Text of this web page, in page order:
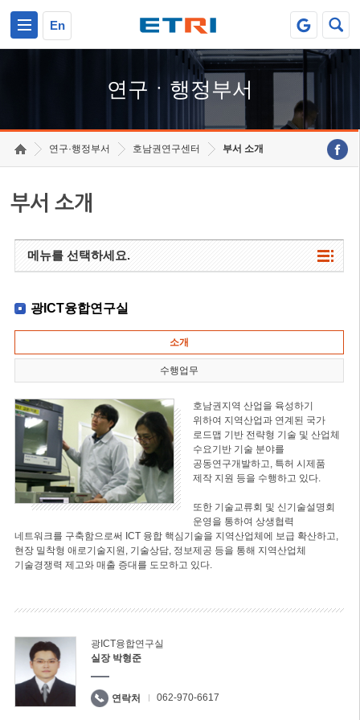
En
연구ㆍ행정부서
연구·행정부서 호남권연구센터 부서 소개
부서 소개
메뉴를 선택하세요.
광ICT융합연구실
소개
수행업무
호남권지역 산업을 육성하기
위하여 지역산업과 연계된 국가
로드맵 기반 전략형 기술 및 산업체
수요기반 기술 분야를
공동연구개발하고, 특허 시제품
제작 지원 등을 수행하고 있다.
또한 기술교류회 및 신기술설명회
운영을 통하여 상생협력
네트워크를 구축함으로써 ICT 융합 핵심기술을 지역산업체에 보급 확산하고,
현장 밀착형 애로기술지원, 기술상담, 정보제공 등을 통해 지역산업체
기술경쟁력 제고와 매출 증대를 도모하고 있다.
광ICT융합연구실
실장 박형준
연락처 062-970-6617